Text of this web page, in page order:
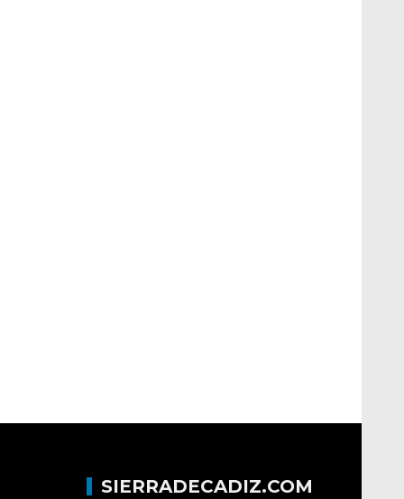
SIERRADECADIZ.COM